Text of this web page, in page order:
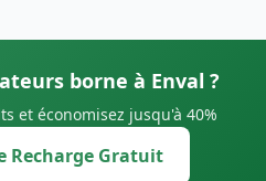
borne à Enval ?
et économisez jusqu'à 40%
Recharge Gratuit